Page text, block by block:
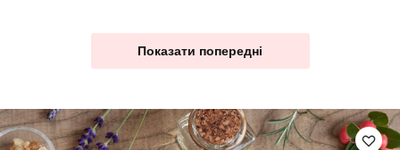
Показати попередні